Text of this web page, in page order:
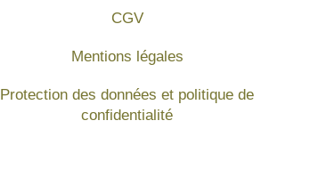
CGV
Mentions légales
Protection des données et politique de
confidentialité